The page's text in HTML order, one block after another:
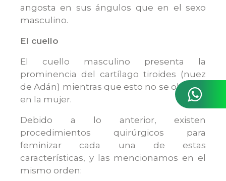
angosta en sus ángulos que en el sexo
masculino.
El cuello
El cuello masculino presenta la
prominencia del cartílago tiroides (nuez
de Adán) mientras que esto no se observa
en la mujer.
Debido a lo anterior, existen
procedimientos quirúrgicos para
feminizar cada una de estas
características, y las mencionamos en el
mismo orden: